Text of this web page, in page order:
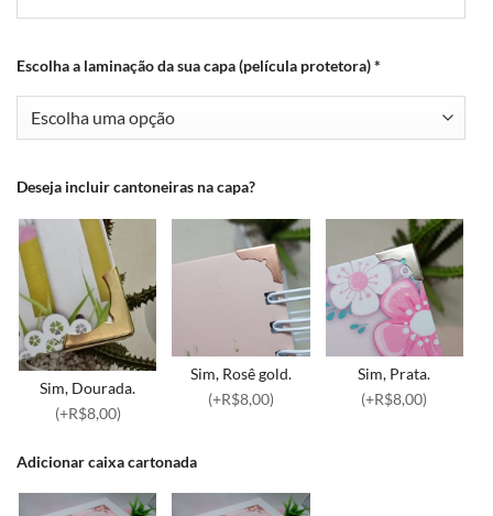
Escolha a laminação da sua capa (película protetora)*
Deseja incluir cantoneiras na capa?
Sim, Dourada.
(+R$8,00)
Sim, Rosê gold.
(+R$8,00)
Sim, Prata.
(+R$8,00)
Adicionar caixa cartonada